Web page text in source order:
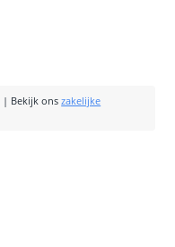
| Bekijk ons zakelijke